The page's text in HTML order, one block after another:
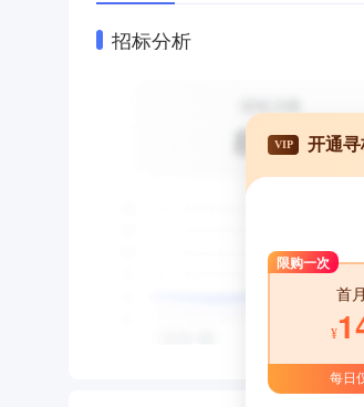
招标分析
VIP 开通
限购一次
首
¥
每日